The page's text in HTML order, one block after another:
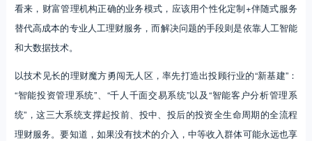
看来，财富管理机构正确的业务模式，应该用个性化定制+伴随式服务
替代高成本的专业人工理财服务，而解决问题的手段则是依靠人工智能
和大数据技术。
以技术见长的理财魔方勇闯无人区，率先打造出投顾行业的“新基建”：
“智能投资管理系统”、“千人千面交易系统”以及“智能客户分析管理系
统”，这三大系统支撑起投前、投中、投后的投资全生命周期的全流程
理财服务。要知道，如果没有技术的介入，中等收入群体可能永远也享